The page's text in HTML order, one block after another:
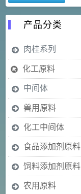
产品分类
肉桂系列
化工原料
中间体
兽用原料
化工中间体
食品添加剂原料
饲料添加剂原料
农用原料